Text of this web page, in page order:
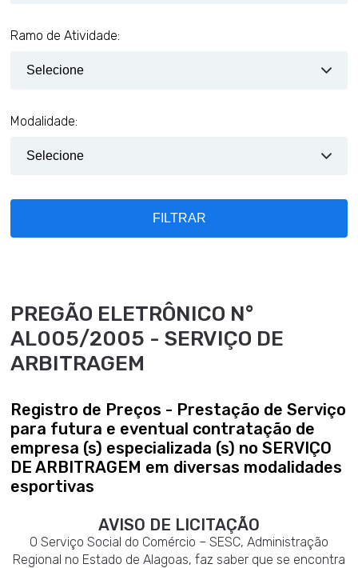
Ramo de Atividade:
Modalidade:
FILTRAR
PREGÃO ELETRÔNICO N°
AL005/2005 - SERVIÇO DE
ARBITRAGEM
Registro de Preços - Prestação de Serviço
para futura e eventual contratação de
empresa (s) especializada (s) no SERVIÇO
DE ARBITRAGEM em diversas modalidades
esportivas
AVISO DE LICITAÇÃO
O Serviço Social do Comércio – SESC, Administração
Regional no Estado de Alagoas, faz saber que se encontra